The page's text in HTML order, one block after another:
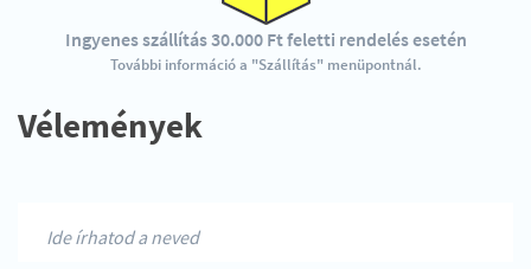
Ingyenes szállítás 30.000 Ft feletti rendelés esetén
További információ a "Szállítás" menüpontnál.
Vélemények